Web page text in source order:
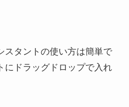
スタントの使い方は簡単で
にドラッグドロップで入れ